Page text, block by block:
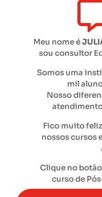
Meu nome é
sou consultor
Somos uma
mil
Nosso
Fico muito
nossos cursos
Clique no
curso de